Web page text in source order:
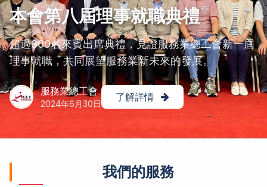
本會第八屆理事就職典禮
超過900名來賓出席典禮，見證服務業總工會新一屆
理事就職，共同展望服務業新未來的發展。
服務業總工會
2024年6月30日
了解詳情
我們的服務